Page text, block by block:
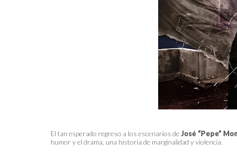
El tan esperado regreso a los escenarios de José “Pepe”
humor y el drama, una historia de marginalidad y violencia.